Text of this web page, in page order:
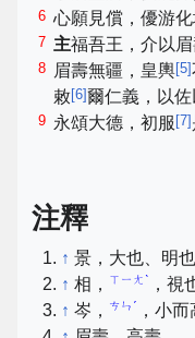
6 心願見償，優游化
7 主福吾王，介以
8 眉壽無疆，皇輿[5]
敕[6]爾仁義，以佐
9 永頌大德，初服 [7]
注釋
↑ 景，大也、明
↑ 相， ㄒㄧㄤˋ
，視
↑ 岑， ㄘㄣˊ
，小而